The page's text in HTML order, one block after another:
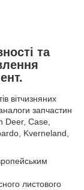
та
вітчизняних
запчастин
Deer, Case,
Kverneland,
листового